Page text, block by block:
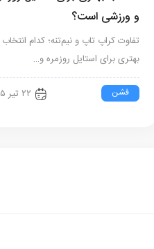
و ورزشی است؟
تفاوت کراپ تاپ و نیم‌تنه؛ کدام انتخاب
بهتری برای استایل روزمره و…
فشن ۲۲ تیر ۱۴۰۵